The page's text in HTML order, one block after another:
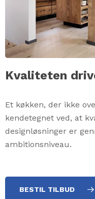
Kvaliteten
Et køkken, der ikke
kendetegnet ved, at
designløsninger er
ambitionsniveau.
BESTIL TILBUD